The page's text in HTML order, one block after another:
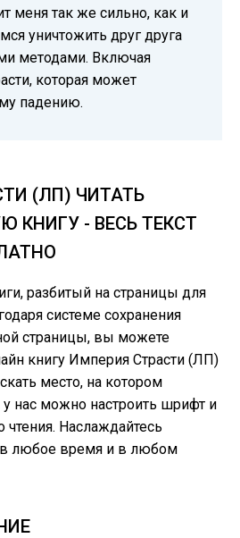
меня так же сильно, как и
уничтожить друг друга
методами. Включая
которая может
падению.
(ЛП) ЧИТАТЬ
КНИГУ - ВЕСЬ ТЕКСТ
разбитый на страницы для
системе сохранения
страницы, вы можете
книгу Империя Страсти (ЛП)
место, на котором
нас можно настроить шрифт и
Наслаждайтесь
любое время и в любом